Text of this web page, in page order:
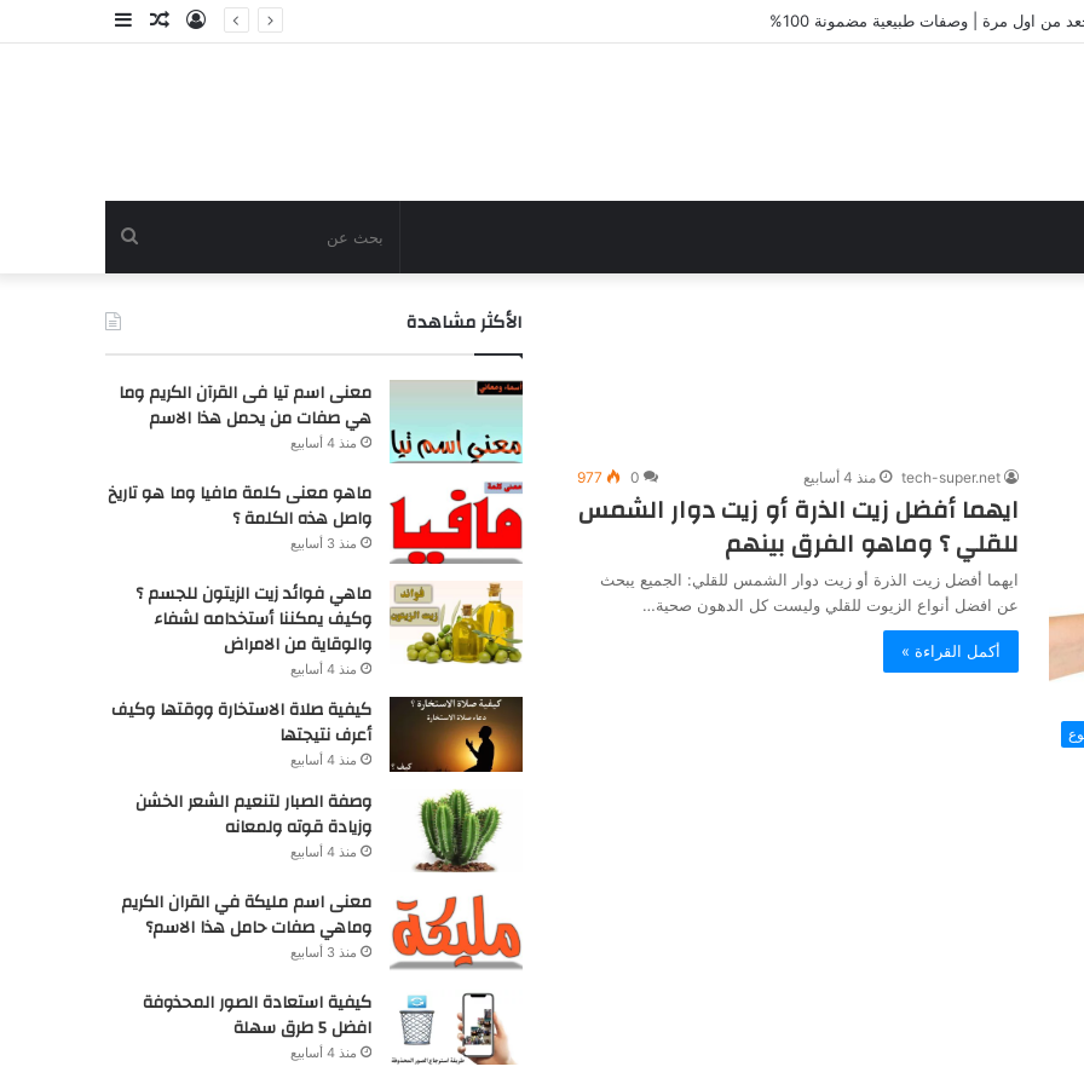
من اول مرة | وصفات طبيعية مضمونة 100%
إضافةمقالتسجيل
بحث
عن
tech-super.net منذ 4 أسابيع 0
977
ايهما أفضل زيت الذرة أو زيت دوار الشمس
للقلي ؟ وماهو الفرق بينهم
ايهما أفضل زيت الذرة أو زيت دوار الشمس للقلي: الجميع يبحث
عن افضل أنواع الزيوت للقلي وليست كل الدهون صحية…
أكمل القراءة »
الأكثر مشاهدة
معنى اسم تيا فى القرآن الكريم وما
هي صفات من يحمل هذا الاسم
منذ 4 أسابيع
ماهو معنى كلمة مافيا وما هو تاريخ
واصل هذه الكلمة ؟
منذ 3 أسابيع
ماهي فوائد زيت الزيتون للجسم ؟
وكيف يمكننا أستخدامه لشفاء
والوقاية من الامراض
منذ 4 أسابيع
كيفية صلاة الاستخارة ووقتها وكيف
أعرف نتيجتها
منذ 4 أسابيع
وصفة الصبار لتنعيم الشعر الخشن
وزيادة قوته ولمعانه
منذ 4 أسابيع
معنى اسم مليكة في القران الكريم
وماهي صفات حامل هذا الاسم؟
منذ 3 أسابيع
كيفية استعادة الصور المحذوفة
افضل 5 طرق سهلة
منذ 4 أسابيع